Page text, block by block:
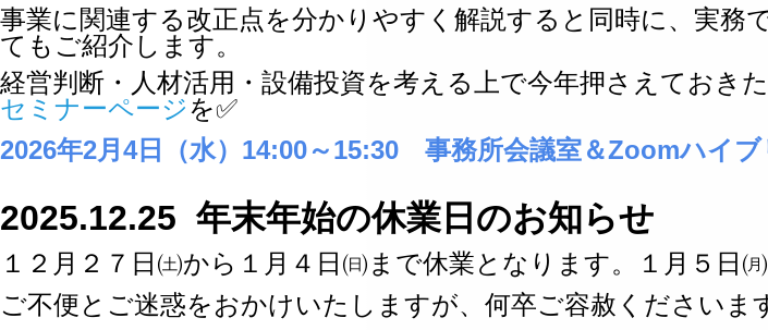
事業に関連する改正点を分かりやすく解説すると同時に、実務
てもご紹介します。
経営判断・人材活用・設備投資を考える上で今年押さえておき
セミナーページを✅
2026年2月4日（水）14:00～15:30 事務所会議室＆Zoomハイ
2025.12.25 年末年始の休業日のお知らせ
１２月２７日㈯から１月４日㈰まで休業となります。１月５日
ご不便とご迷惑をおかけいたしますが、何卒ご容赦くださいま